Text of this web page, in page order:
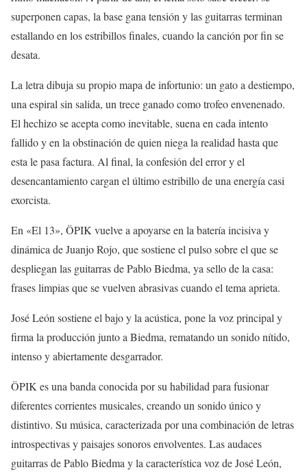
superponen capas, la base gana tensión y las guitarras terminan
estallando en los estribillos finales, cuando la canción por fin se
desata.
La letra dibuja su propio mapa de infortunio: un gato a destiempo,
una espiral sin salida, un trece ganado como trofeo envenenado.
El hechizo se acepta como inevitable, suena en cada intento
fallido y en la obstinación de quien niega la realidad hasta que
esta le pasa factura. Al final, la confesión del error y el
desencantamiento cargan el último estribillo de una energía casi
exorcista.
En «El 13», ÖPIK vuelve a apoyarse en la batería incisiva y
dinámica de Juanjo Rojo, que sostiene el pulso sobre el que se
despliegan las guitarras de Pablo Biedma, ya sello de la casa:
frases limpias que se vuelven abrasivas cuando el tema aprieta.
José León sostiene el bajo y la acústica, pone la voz principal y
firma la producción junto a Biedma, rematando un sonido nítido,
intenso y abiertamente desgarrador.
ÖPIK es una banda conocida por su habilidad para fusionar
diferentes corrientes musicales, creando un sonido único y
distintivo. Su música, caracterizada por una combinación de letras
introspectivas y paisajes sonoros envolventes. Las audaces
guitarras de Pablo Biedma y la característica voz de José León,